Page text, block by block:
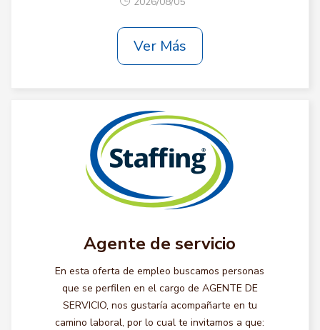
Ver Más
Agente de servicio
En esta oferta de empleo buscamos personas
que se perfilen en el cargo de AGENTE DE
SERVICIO, nos gustaría acompañarte en tu
camino laboral, por lo cual te invitamos a que: